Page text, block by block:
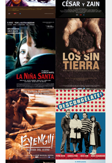
>Caravan >César y Zain
>La niña santa >Los sin tierra